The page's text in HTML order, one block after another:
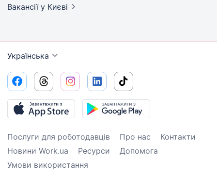
Вакансії у Києві
Українська
Послуги для роботодавців Про нас
Контакти
Новини Work.ua
Ресурси
Допомога
Умови використання